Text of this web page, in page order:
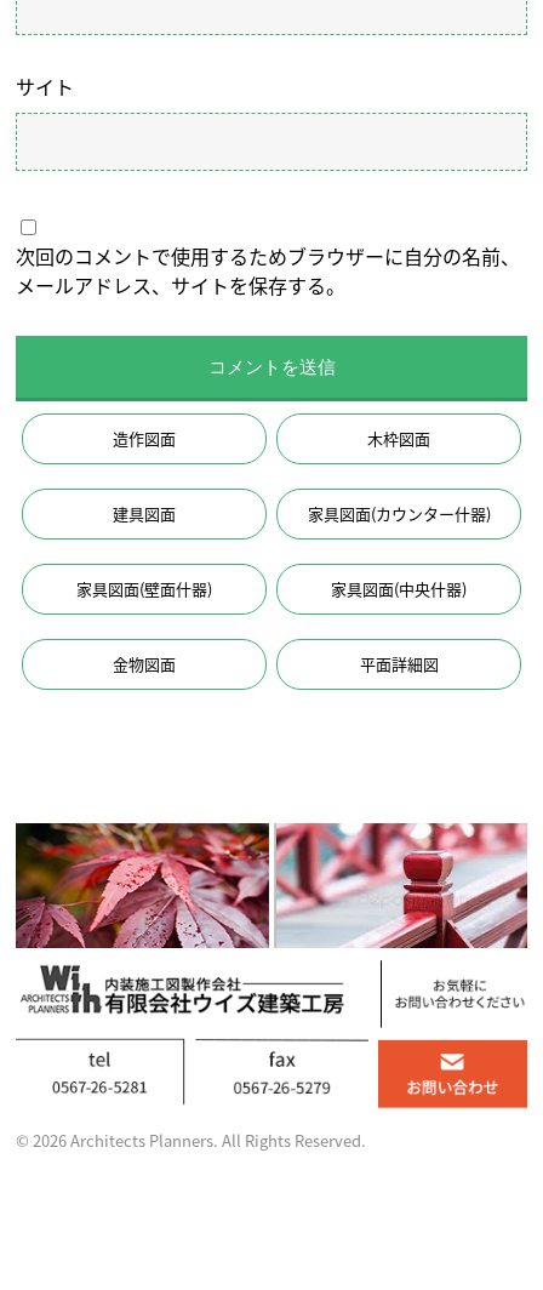
サイト
次回のコメントで使用するためブラウザーに自分の名前、
メールアドレス、サイトを保存する。
造作図面 木枠図面
建具図面 家具図面(カウンター什器)
家具図面(壁面什器) 家具図面(中央什器)
金物図面 平面詳細図
© 2026 Architects Planners. All Rights Reserved.